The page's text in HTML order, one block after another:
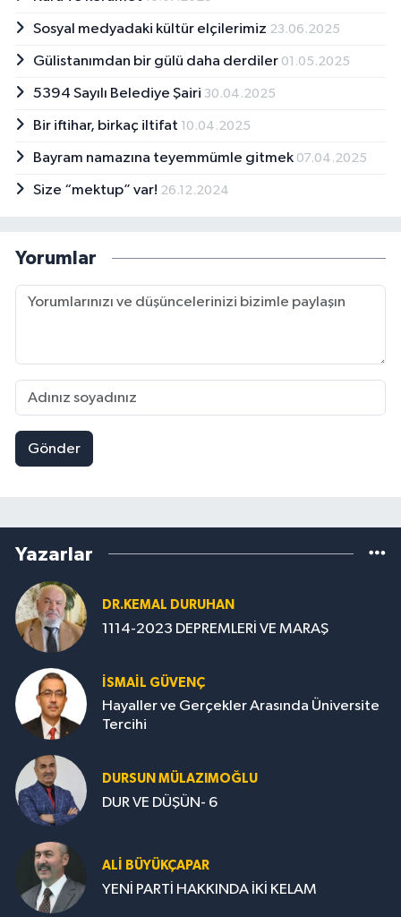
Sosyal medyadaki kültür elçilerimiz 23.06.2025
Gülistanımdan bir gülü daha derdiler 01.05.2025
5394 Sayılı Belediye Şairi 30.04.2025
Bir iftihar, birkaç iltifat 10.04.2025
Bayram namazına teyemmümle gitmek 07.04.2025
Size “mektup” var! 26.12.2024
Yorumlar
Gönder
Yazarlar
DR.KEMAL DURUHAN
1114-2023 DEPREMLERİ VE MARAŞ
İSMAİL GÜVENÇ
Hayaller ve Gerçekler Arasında Üniversite
Tercihi
DURSUN MÜLAZIMOĞLU
DUR VE DÜŞÜN- 6
ALİ BÜYÜKÇAPAR
YENİ PARTİ HAKKINDA İKİ KELAM